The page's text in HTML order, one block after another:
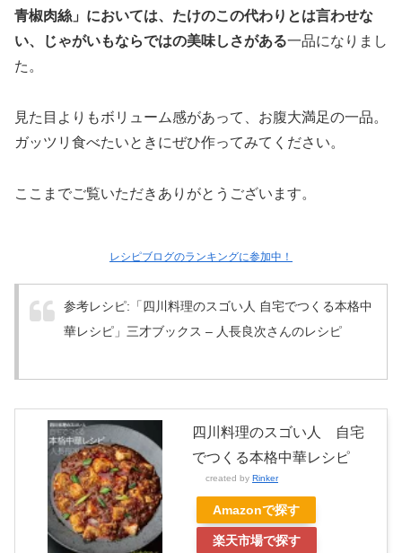
青椒肉絲」においては、たけのこの代わりとは言わせな
い、じゃがいもならではの美味しさがある一品になりまし
た。
見た目よりもボリューム感があって、お腹大満足の一品。
ガッツリ食べたいときにぜひ作ってみてください。
ここまでご覧いただきありがとうございます。
レシピブログのランキングに参加中！
参考レシピ:「四川料理のスゴい人 自宅でつくる本格中
華レシピ」三才ブックス – 人長良次さんのレシピ
四川料理のスゴい人 自宅
でつくる本格中華レシピ
created by Rinker
Amazonで探す
楽天市場で探す